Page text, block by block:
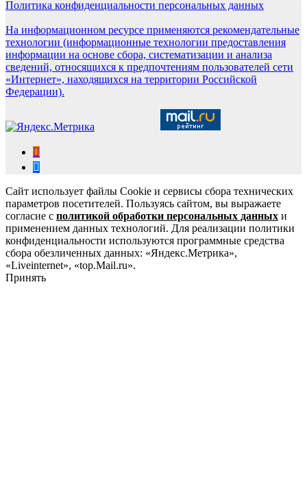
Политика конфиденциальности персональных данных
На информационном ресурсе применяются рекомендательные
технологии (информационные технологии предоставления
информации на основе сбора, систематизации и анализа
сведений, относящихся к предпочтениям пользователей сети
«Интернет», находящихся на территории Российской
Федерации).
Сайт использует файлы Cookie и сервисы сбора технических
параметров посетителей. Пользуясь сайтом, вы выражаете
согласие с политикой обработки персональных данных и
применением данных технологий. Для реализации политики
конфиденциальности используются программные средства
сбора обезличенных данных: «Яндекс.Метрика»,
«Liveinternet», «top.Mail.ru».
Принять